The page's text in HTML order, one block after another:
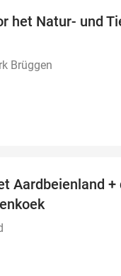
het Natur- und
Brüggen
Aardbeienland +